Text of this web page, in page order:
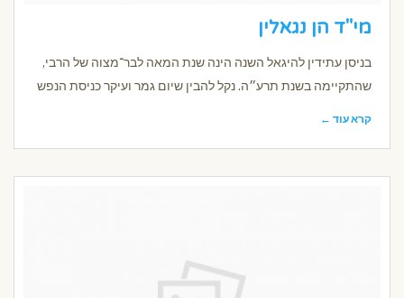
מי"ד הן נגאלין
בניסן עתידין להיגאל השנה הינה שנת המאה לבר־מצוה של הרבי,
שהתקיימה בשנת תרע״ה. נקל להבין שיום גמר ועיקר כניסת הנפש
קרא עוד ←